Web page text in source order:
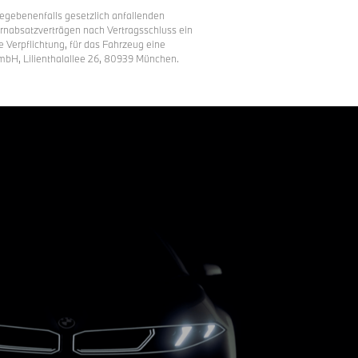
gesetzlich anfallenden
nach Vertragsschluss ein
für das Fahrzeug eine
Lilienthalallee 26, 80939 München.
derUmgebungsverkehr stets zu prüfen.